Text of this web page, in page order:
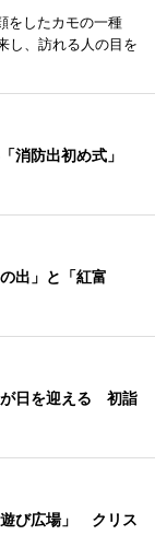
をしたカモの一種
し、訪れる人の目を
消防出初め式」
出」と「紅富
が日を迎える 初詣
遊び広場」 クリス